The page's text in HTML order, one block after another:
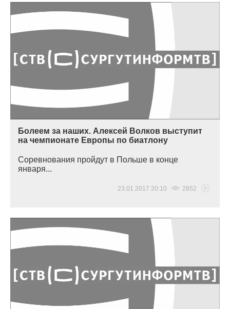
Болеем за наших. Алексей Волков выступит
на чемпионате Европы по биатлону
Соревнования пройдут в Польше в конце
января...
23.01.2017 20:10 2852